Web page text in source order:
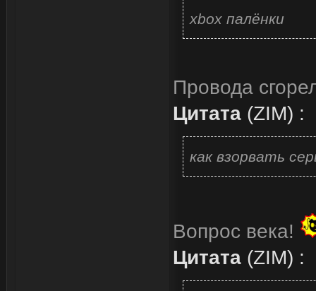
xbox палёнки
Провода
Цитата (ZIM) :
как взорвать
Вопрос века!
Цитата (ZIM) :